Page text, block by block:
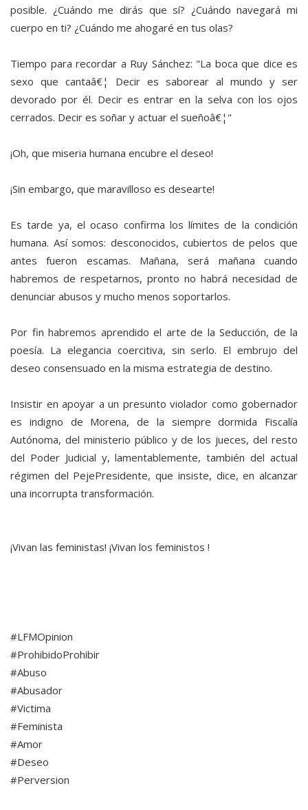
posible. ¿Cuándo me dirás que sí? ¿Cuándo navegará mi
cuerpo en ti? ¿Cuándo me ahogaré en tus olas?
Tiempo para recordar a Ruy Sánchez: "La boca que dice es
sexo que cantaâ€¦ Decir es saborear al mundo y ser
devorado por él. Decir es entrar en la selva con los ojos
cerrados. Decir es soñar y actuar el sueñoâ€¦"
¡Oh, que miseria humana encubre el deseo!
¡Sin embargo, que maravilloso es desearte!
Es tarde ya, el ocaso confirma los límites de la condición
humana. Así somos: desconocidos, cubiertos de pelos que
antes fueron escamas. Mañana, será mañana cuando
habremos de respetarnos, pronto no habrá necesidad de
denunciar abusos y mucho menos soportarlos.
Por fin habremos aprendido el arte de la Seducción, de la
poesía. La elegancia coercitiva, sin serlo. El embrujo del
deseo consensuado en la misma estrategia de destino.
Insistir en apoyar a un presunto violador como gobernador
es indigno de Morena, de la siempre dormida Fiscalía
Autónoma, del ministerio público y de los jueces, del resto
del Poder Judicial y, lamentablemente, también del actual
régimen del PejePresidente, que insiste, dice, en alcanzar
una incorrupta transformación.
¡Vivan las feministas! ¡Vivan los feministos !
#LFMOpinion
#ProhibidoProhibir
#Abuso
#Abusador
#Victima
#Feminista
#Amor
#Deseo
#Perversion